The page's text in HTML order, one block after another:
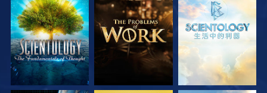
探索系列節目 探索系列節目 探索系列節目